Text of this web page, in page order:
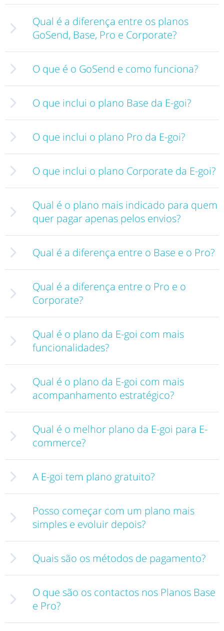
Qual é a diferença entre os planos
GoSend, Base, Pro e Corporate?
O que é o GoSend e como funciona?
O que inclui o plano Base da E-goi?
O que inclui o plano Pro da E-goi?
O que inclui o plano Corporate da E-goi?
Qual é o plano mais indicado para quem
quer pagar apenas pelos envios?
Qual é a diferença entre o Base e o Pro?
Qual é a diferença entre o Pro e o
Corporate?
Qual é o plano da E-goi com mais
funcionalidades?
Qual é o plano da E-goi com mais
acompanhamento estratégico?
Qual é o melhor plano da E-goi para E-
commerce?
A E-goi tem plano gratuito?
Posso começar com um plano mais
simples e evoluir depois?
Quais são os métodos de pagamento?
O que são os contactos nos Planos Base
e Pro?